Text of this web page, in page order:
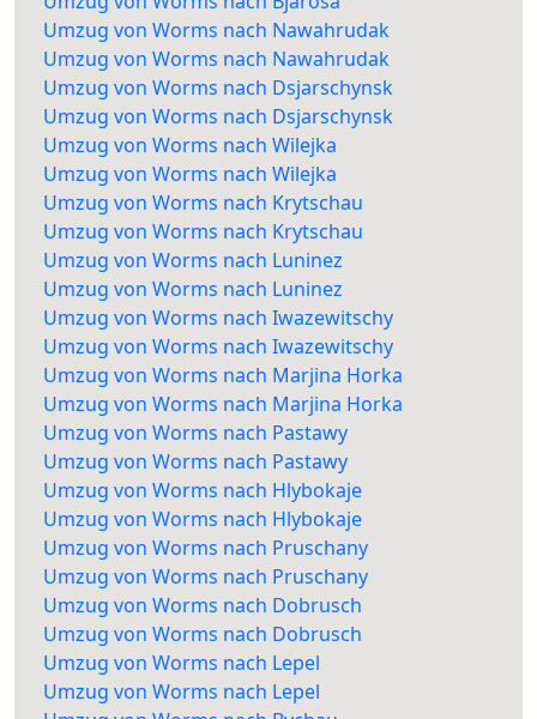
Umzug von Worms nach Nawahrudak
Umzug von Worms nach Nawahrudak
Umzug von Worms nach Dsjarschynsk
Umzug von Worms nach Dsjarschynsk
Umzug von Worms nach Wilejka
Umzug von Worms nach Wilejka
Umzug von Worms nach Krytschau
Umzug von Worms nach Krytschau
Umzug von Worms nach Luninez
Umzug von Worms nach Luninez
Umzug von Worms nach Iwazewitschy
Umzug von Worms nach Iwazewitschy
Umzug von Worms nach Marjina Horka
Umzug von Worms nach Marjina Horka
Umzug von Worms nach Pastawy
Umzug von Worms nach Pastawy
Umzug von Worms nach Hlybokaje
Umzug von Worms nach Hlybokaje
Umzug von Worms nach Pruschany
Umzug von Worms nach Pruschany
Umzug von Worms nach Dobrusch
Umzug von Worms nach Dobrusch
Umzug von Worms nach Lepel
Umzug von Worms nach Lepel